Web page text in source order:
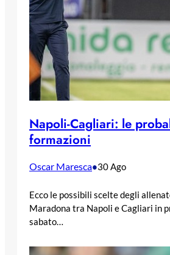
Napoli-Cagliari: le
formazioni
Oscar Maresca•30 Ago
Ecco le possibili scelte degli
Maradona tra Napoli e Cagliari in
sabato…